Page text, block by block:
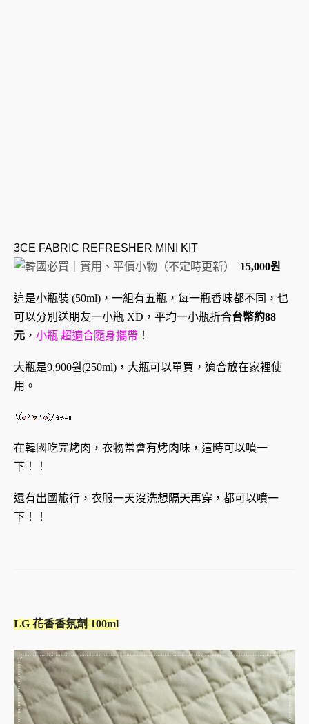
3CE FABRIC REFRESHER MINI KIT
15,000원
這是小瓶裝 (50ml)，一組有五瓶，每一瓶香味都不同，也
可以分別送朋友一小瓶 XD，平均一小瓶折合台幣約88
元 ， 小瓶 超適合隨身攜帶 ！
大瓶是9,900원(250ml)，大瓶可以單買，適合放在家裡使
用。
在韓國吃完烤肉，衣物常會有烤肉味，這時可以噴一
下！！
還有出國旅行，衣服一天沒洗想隔天再穿，都可以噴一
下！！
LG 花香香氛劑 100ml